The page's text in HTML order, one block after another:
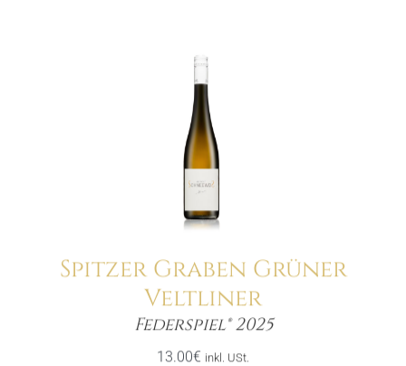
Spitzer Graben Grüner
Veltliner
Federspiel® 2025
13.00€ inkl. USt.
Menge